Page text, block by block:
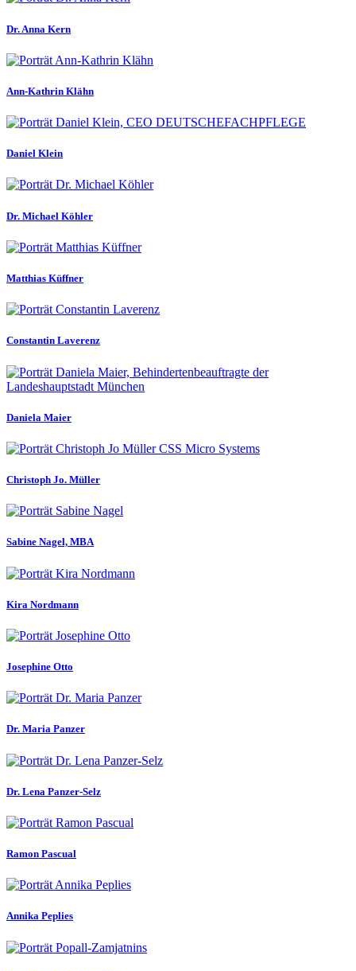
Dr. Anna Kern
Ann-Kathrin Klähn
Daniel Klein
Dr. Michael Köhler
Matthias Küffner
Constantin Laverenz
Daniela Maier
Christoph Jo. Müller
Sabine Nagel, MBA
Kira Nordmann
Josephine Otto
Dr. Maria Panzer
Dr. Lena Panzer-Selz
Ramon Pascual
Annika Peplies